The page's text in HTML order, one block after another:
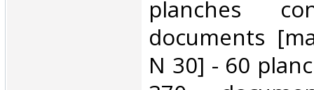
planches
documents
N 30] - 60